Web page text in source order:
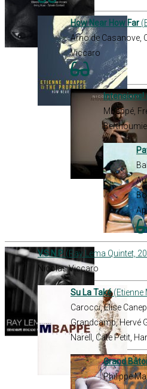
How Near How Far
Arno de Casanove,
Viccaro
Intensions!
Mbappé,
V.S.N.P. (Ray Lema Quintet,
Nicolas Viccaro
Su La Také(Etienne
Carocci, Elise
Grandcamp, Hervé
Narell, Cate Petit,
Grand
Philippe